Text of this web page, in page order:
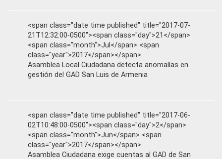
<span class="date time published" title="2017-07-
21T12:32:00-0500"><span class="day">21</span>
<span class="month">Jul</span> <span
class="year">2017</span></span>
Asamblea Local Ciudadana detecta anomalías en
gestión del GAD San Luis de Armenia
<span class="date time published" title="2017-06-
02T10:48:00-0500"><span class="day">2</span>
<span class="month">Jun</span> <span
class="year">2017</span></span>
Asamblea Ciudadana exige cuentas al GAD de San